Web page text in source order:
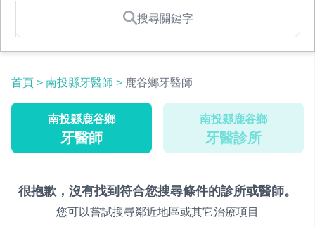
搜尋關鍵字
首頁 > 南投縣牙醫師 > 鹿谷鄉牙醫師
南投縣鹿谷鄉
牙醫師
南投縣鹿谷鄉
牙醫診所
很抱歉，沒有找到符合您搜尋條件的診所或醫師。
您可以嘗試搜尋鄰近地區或其它治療項目